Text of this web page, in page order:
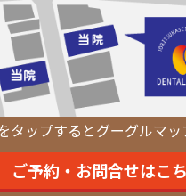
ップするとグーグルマッ
ご予約・お問合せはこ